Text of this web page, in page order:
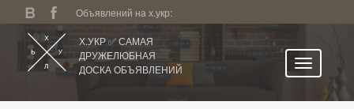
Объявлений на х.укр:
Х.УКР ✅ САМАЯ
ДРУЖЕЛЮБНАЯ
ДОСКА ОБЪЯВЛЕНИЙ